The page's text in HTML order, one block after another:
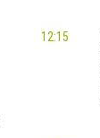
12:15